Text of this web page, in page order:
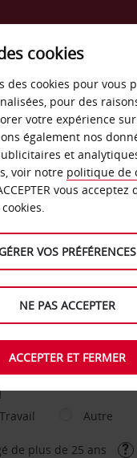
de
autre agence de
DATE DE
Travail Autre
de plus de 25 ans
cookies
des cookies pour vous
pour des
votre expérience
également nos
et
voir notre politique de
vous acceptez
GÉRER VOS PRÉFÉRENCES
NE PAS ACCEPTER
ACCEPTER ET FERMER